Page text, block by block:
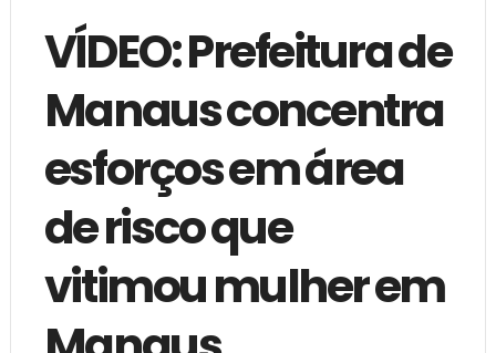
VÍDEO: Prefeitura de
Manaus concentra
esforços em área
de risco que
vitimou mulher em